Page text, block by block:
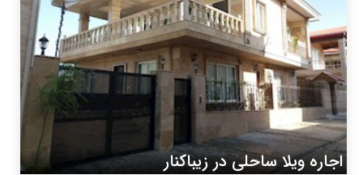
اجاره ویلا ساحلی در زیباکنار